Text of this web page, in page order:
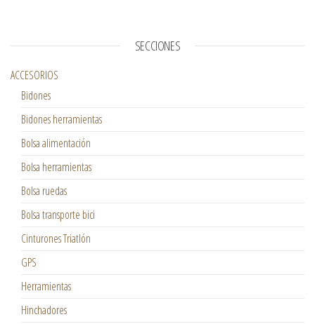
SECCIONES
ACCESORIOS
Bidones
Bidones herramientas
Bolsa alimentación
Bolsa herramientas
Bolsa ruedas
Bolsa transporte bici
Cinturones Triatlón
GPS
Herramientas
Hinchadores